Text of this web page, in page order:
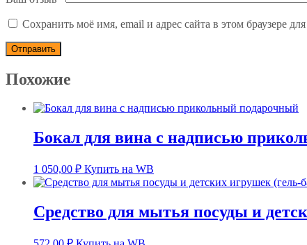
Сохранить моё имя, email и адрес сайта в этом браузере
Похожие
Бокал для вина с надписью
1 050,00 ₽ Купить на WB
Средство для мытья посуды и